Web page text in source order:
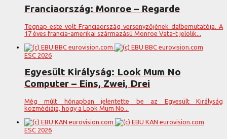
Franciaország: Monroe – Regarde
Tegnap este volt Franciaország versenyzőjének dalbemutatója. A
17 éves francia-amerikai származású Monroe Vata-t jelölik...
ESC 2026
Egyesült Királyság: Look Mum No
Computer – Eins, Zwei, Drei
Még múlt hónapban jelentette be az Egyesült Királyság
közmédiája, hogy a Look Mum No...
ESC 2026